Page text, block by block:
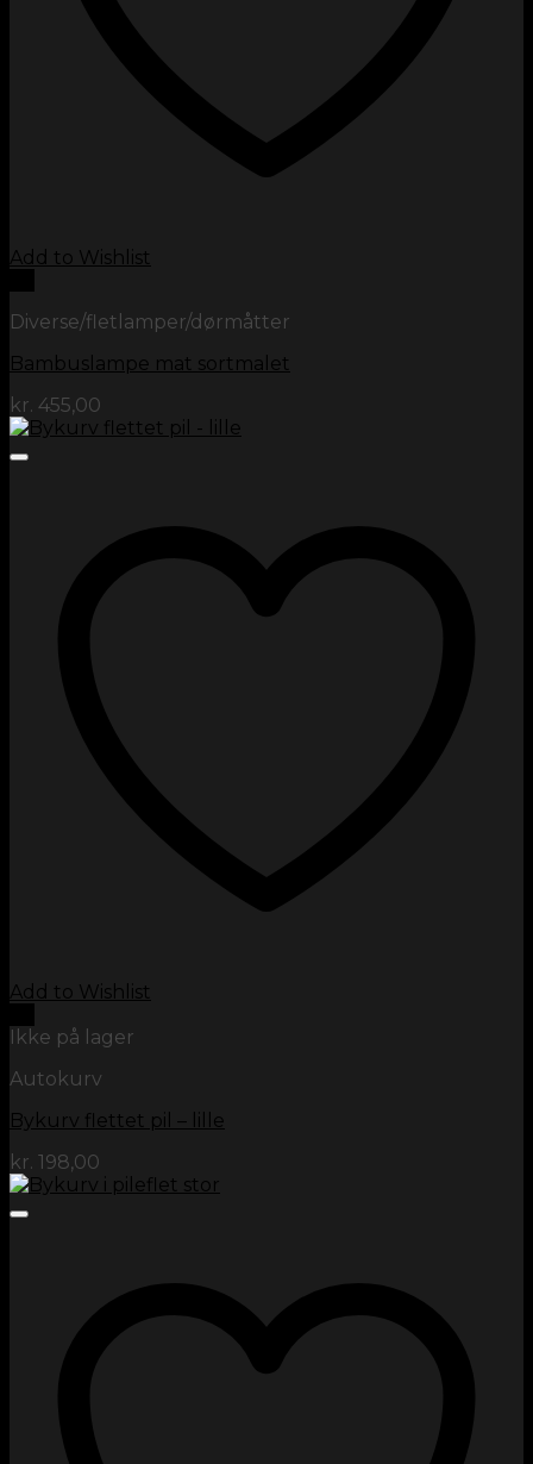
Add to Wishlist
Diverse/fletlamper/dørmåtter
Bambuslampe mat sortmalet
kr. 455,00
Add to Wishlist
Ikke på lager
Autokurv
Bykurv flettet pil – lille
kr. 198,00